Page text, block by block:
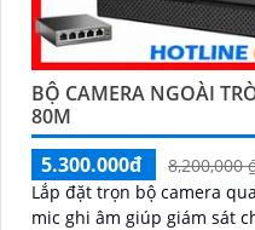
BỘ CAMERA NGOÀI
80M
5.300.000đ
8,200,000
Lắp đặt trọn bộ camera
mic ghi âm giúp giám sát